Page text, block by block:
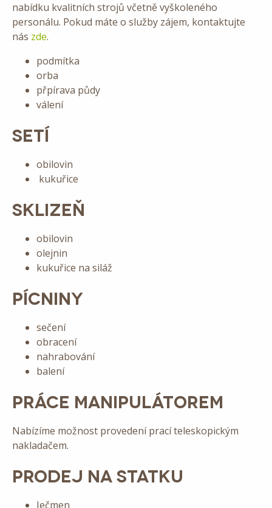
nabídku kvalitních strojů včetně vyškoleného
personálu. Pokud máte o služby zájem, kontaktujte
nás zde.
podmítka
orba
přpírava půdy
válení
SETÍ
obilovin
kukuřice
SKLIZEŇ
obilovin
olejnin
kukuřice na siláž
PÍCNINY
sečení
obracení
nahrabování
balení
PRÁCE MANIPULÁTOREM
Nabízíme možnost provedení prací teleskopickým
nakladačem.
PRODEJ NA STATKU
Ječmen